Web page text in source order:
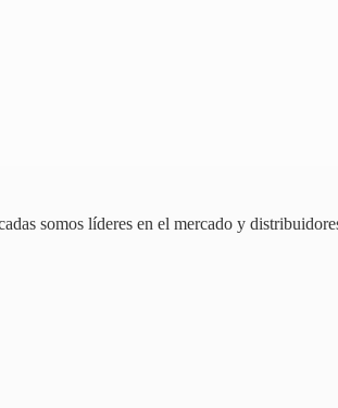
somos líderes en el mercado y